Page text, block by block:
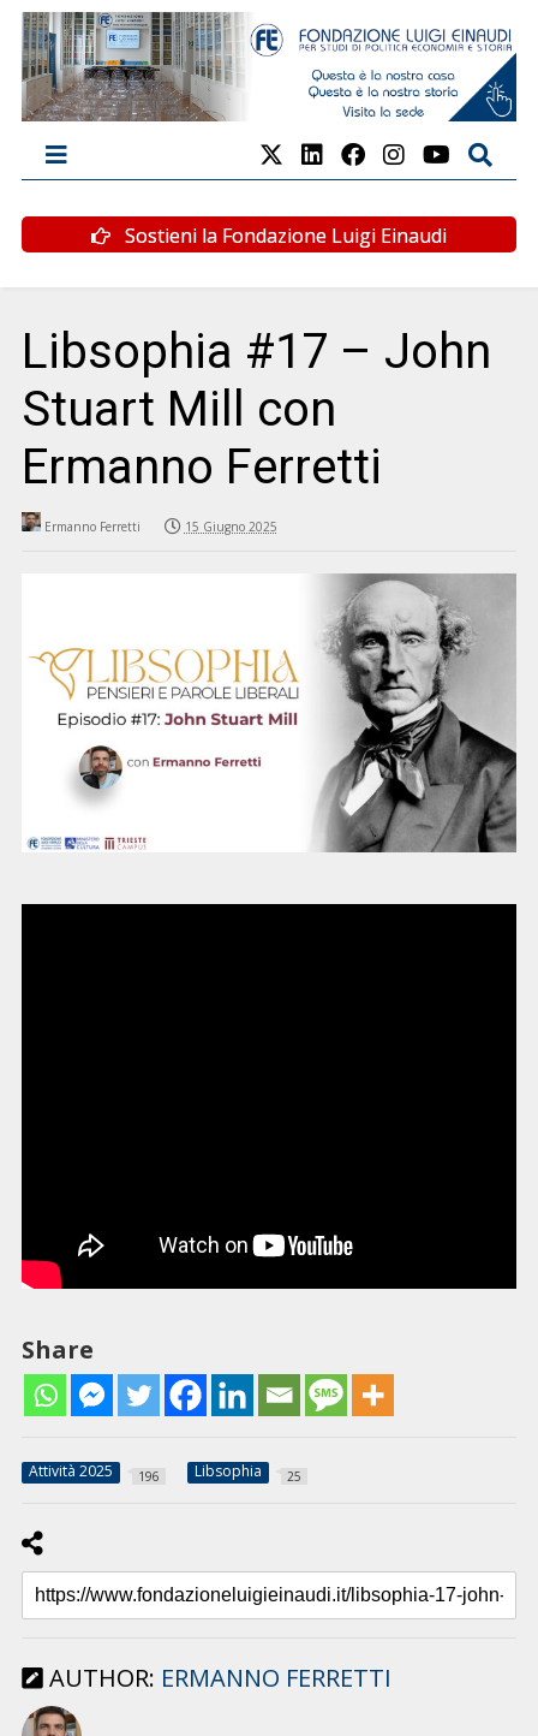
Sostieni la Fondazione Luigi Einaudi
Libsophia #17 – John
Stuart Mill con
Ermanno Ferretti
Ermanno Ferretti 15 Giugno 2025
Share
Attività 2025 196 Libsophia 25
AUTHOR: ERMANNO FERRETTI